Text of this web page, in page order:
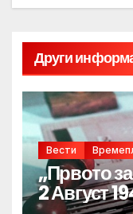
Други
Вести
„Првото
2 Август